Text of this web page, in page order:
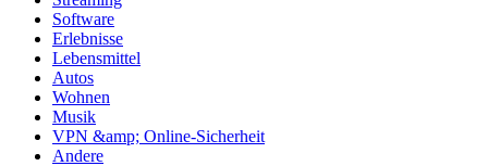
Software
Erlebnisse
Lebensmittel
Autos
Wohnen
Musik
VPN &amp; Online-Sicherheit
Andere